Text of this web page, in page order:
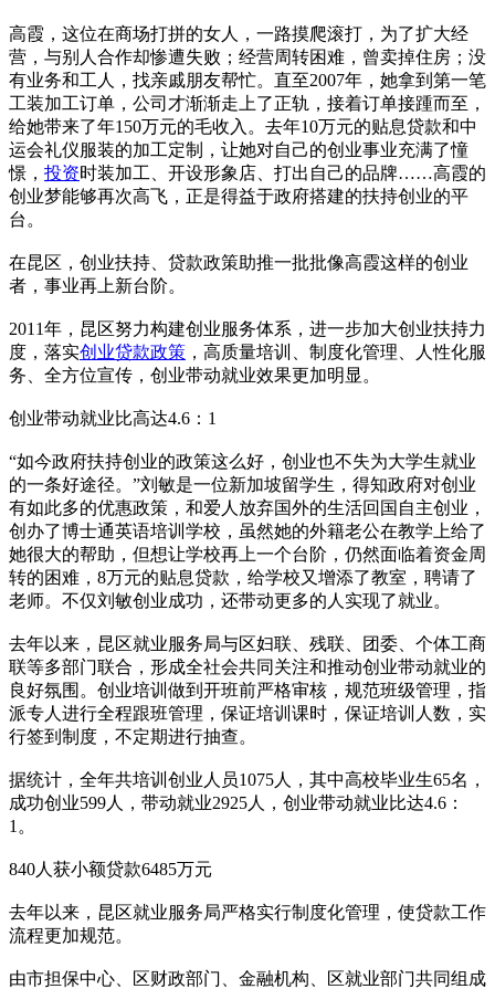
高霞，这位在商场打拼的女人，一路摸爬滚打，为了扩大经
营，与别人合作却惨遭失败；经营周转困难，曾卖掉住房；没
有业务和工人，找亲戚朋友帮忙。直至2007年，她拿到第一笔
工装加工订单，公司才渐渐走上了正轨，接着订单接踵而至，
给她带来了年150万元的毛收入。去年10万元的贴息贷款和中
运会礼仪服装的加工定制，让她对自己的创业事业充满了憧
憬， 投资时装加工、开设形象店、打出自己的品牌……高霞的
创业梦能够再次高飞，正是得益于政府搭建的扶持创业的平
台。
在昆区，创业扶持、贷款政策助推一批批像高霞这样的创业
者，事业再上新台阶。
2011年，昆区努力构建创业服务体系，进一步加大创业扶持力
度，落实创业贷款政策 ，高质量培训、制度化管理、人性化服
务、全方位宣传，创业带动就业效果更加明显。
创业带动就业比高达4.6：1
“如今政府扶持创业的政策这么好，创业也不失为大学生就业
的一条好途径。”刘敏是一位新加坡留学生，得知政府对创业
有如此多的优惠政策，和爱人放弃国外的生活回国自主创业，
创办了博士通英语培训学校，虽然她的外籍老公在教学上给了
她很大的帮助，但想让学校再上一个台阶，仍然面临着资金周
转的困难，8万元的贴息贷款，给学校又增添了教室，聘请了
老师。不仅刘敏创业成功，还带动更多的人实现了就业。
去年以来，昆区就业服务局与区妇联、残联、团委、个体工商
联等多部门联合，形成全社会共同关注和推动创业带动就业的
良好氛围。创业培训做到开班前严格审核，规范班级管理，指
派专人进行全程跟班管理，保证培训课时，保证培训人数，实
行签到制度，不定期进行抽查。
据统计，全年共培训创业人员1075人，其中高校毕业生65名，
成功创业599人，带动就业2925人，创业带动就业比达4.6：
1。
840人获小额贷款6485万元
去年以来，昆区就业服务局严格实行制度化管理，使贷款工作
流程更加规范。
由市担保中心、区财政部门、金融机构、区就业部门共同组成